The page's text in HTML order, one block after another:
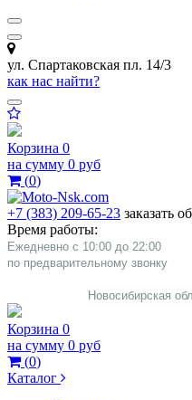
ул. Спартаковская пл. 14/3
как нас найти?
Корзина 0
на сумму 0 руб
(0)
+7 (383) 209-65-23 заказать
Время работы:
Ежедневно с 10:00 до 22:00
​по предварительному звонку
Новосибирская
Корзина 0
на сумму 0 руб
(0)
Каталог